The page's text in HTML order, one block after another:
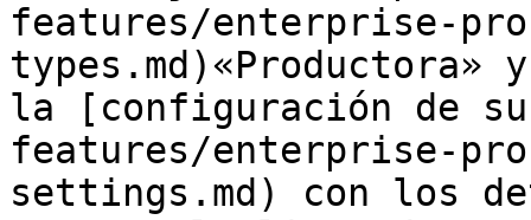
features/enterprise-
la [configuración de
features/enterprise-
settings.md) con los